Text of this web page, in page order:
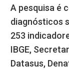
A pesquisa é
diagnósticos
253
IBGE,
Datasus,